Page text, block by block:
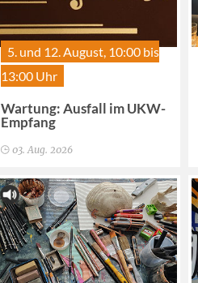
5. und 12. August, 10:00 bis
13:00 Uhr
Wartung: Ausfall im UKW-
Empfang
03. Aug. 2026